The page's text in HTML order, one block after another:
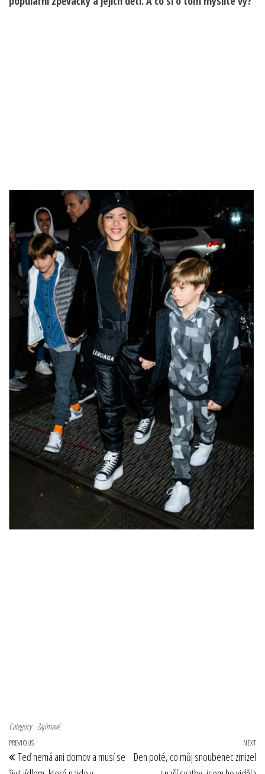
Category Zajímavé
Navigace pro příspěvek
Previous Post
PREVIOUS
Teď nemá ani domov a musí se
NEXT
Den poté, co můj snoubenec zmizel